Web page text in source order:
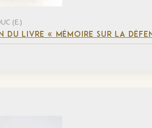
(E.)
DU LIVRE « MÉMOIRE SUR LA